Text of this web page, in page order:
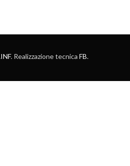
. Realizzazione tecnica FB.